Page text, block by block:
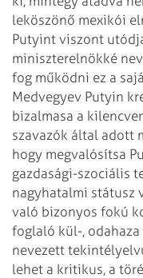
leköszönő mexikói
Putyint viszont
miniszterelnökké
fog működni ez a
Medvegyev Putyin
bizalmasa a
szavazók által adott
hogy megvalósítsa
gazdasági-szociális
nagyhatalmi státusz
való bizonyos fokú
foglaló kül-, odahaza
nevezett
lehet a kritikus, a